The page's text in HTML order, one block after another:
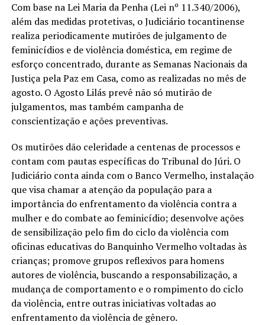
Com base na Lei Maria da Penha (Lei nº 11.340/2006),
além das medidas protetivas, o Judiciário tocantinense
realiza periodicamente mutirões de julgamento de
feminicídios e de violência doméstica, em regime de
esforço concentrado, durante as Semanas Nacionais da
Justiça pela Paz em Casa, como as realizadas no mês de
agosto. O Agosto Lilás prevê não só mutirão de
julgamentos, mas também campanha de
conscientização e ações preventivas.
Os mutirões dão celeridade a centenas de processos e
contam com pautas específicas do Tribunal do Júri. O
Judiciário conta ainda com o Banco Vermelho, instalação
que visa chamar a atenção da população para a
importância do enfrentamento da violência contra a
mulher e do combate ao feminicídio; desenvolve ações
de sensibilização pelo fim do ciclo da violência com
oficinas educativas do Banquinho Vermelho voltadas às
crianças; promove grupos reflexivos para homens
autores de violência, buscando a responsabilização, a
mudança de comportamento e o rompimento do ciclo
da violência, entre outras iniciativas voltadas ao
enfrentamento da violência de gênero.